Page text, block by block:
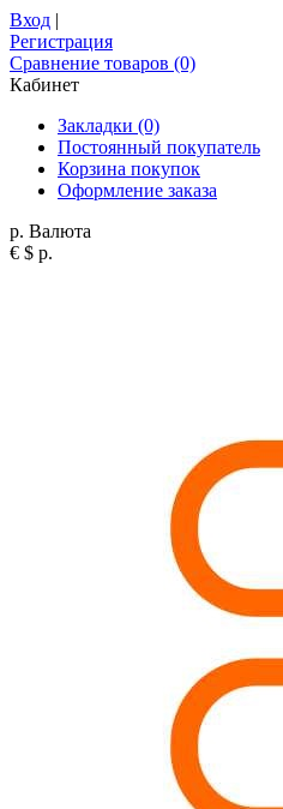
Вход |
Регистрация
Сравнение товаров (0)
Кабинет
Закладки (0)
Постоянный покупатель
Корзина покупок
Оформление заказа
р. Валюта
€ $ р.